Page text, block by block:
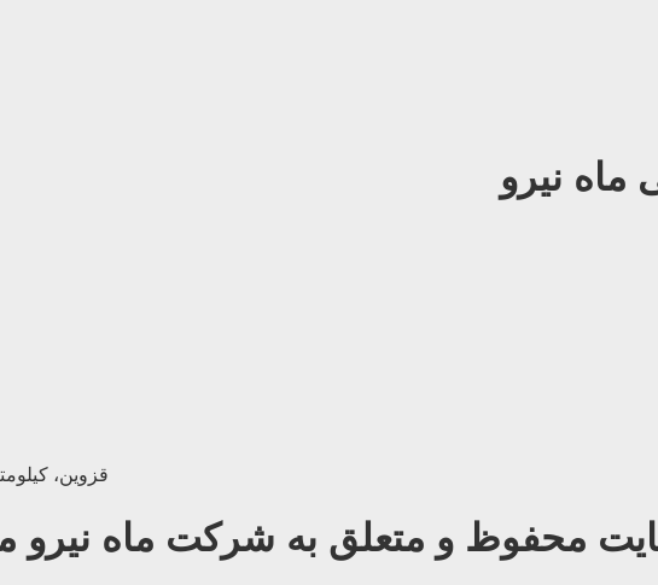
نیرو
قزوین، کیلومتر ۱۵ جاده بويین زهرا، (مجتمع صنعتی لیا) خیابان زکریای رازی | 028-
محفوظ و متعلق به شرکت ماه نیرو